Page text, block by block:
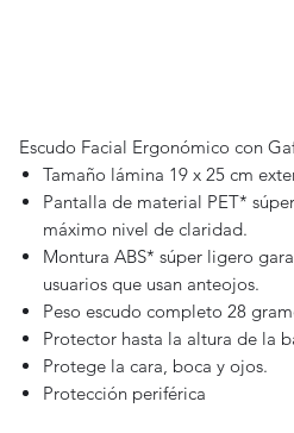
Escudo Facial Ergonómico con
Tamaño lámina 19 x 25 cm
Pantalla de material PET*
máximo nivel de claridad.
Montura ABS* súper ligero
usuarios que usan anteojos.
Peso escudo completo 28
Protector hasta la altura de la
Protege la cara, boca y ojos.
Protección periférica